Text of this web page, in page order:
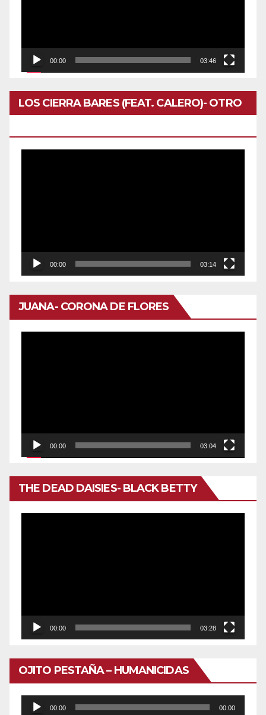
00:00 03:46
LOS CIERRA BARES (FEAT. CALERO)- OTRO
00:00 03:14
JUANA- CORONA DE FLORES
00:00 03:04
THE DEAD DAISIES- BLACK BETTY
00:00 03:28
OJITO PESTAÑA – HUMANICIDAS
Reproductor
00:00 00:00